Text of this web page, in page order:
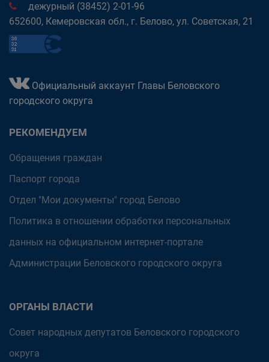
дежурный (38452) 2-01-96
652600, Кемеровская обл., г. Белово, ул. Советская, 21
Официальный аккаунт Главы Беловского
городского округа
РЕКОМЕНДУЕМ
Обращения граждан
Паспорт города
Отдел "Мои документы" город Белово
Политика в отношении обработки персональных
данных на официальном интернет-портале
Администрации Беловского городского округа
ОРГАНЫ ВЛАСТИ
Совет народных депутатов Беловского городского
округа